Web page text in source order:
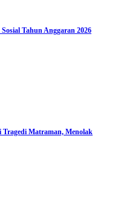
Tahun Anggaran 2026
Matraman, Menolak